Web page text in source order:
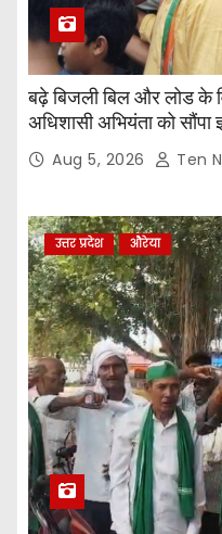
बढ़े बिजली बिल और लोड के
अधिशासी अभियंता को सौंपा
Aug 5, 2026 Ten
उत्तर प्रदेश औरेया